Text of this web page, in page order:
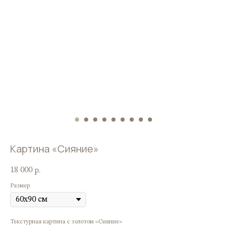
Картина «Сияние»
18 000 р.
Размер
Текстурная картина с золотом «Сияние»